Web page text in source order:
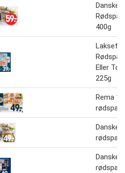
Danske
400g
Eller
225g
Rema
Danske
Danske